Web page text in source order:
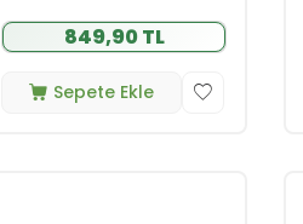
849,90 TL
Sepete Ekle